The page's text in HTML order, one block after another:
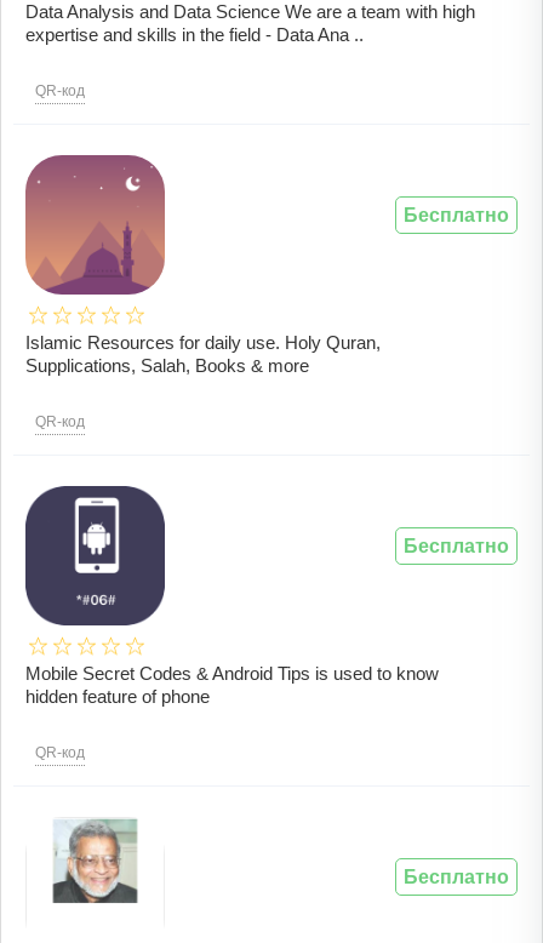
Data Analysis and Data Science We are a team with high
expertise and skills in the field - Data Ana ..
QR-код
Islamic Resources for daily use. Holy Quran,
Supplications, Salah, Books & more
QR-код
Бесплатно
Mobile Secret Codes & Android Tips is used to know
hidden feature of phone
QR-код
Бесплатно
Бесплатно